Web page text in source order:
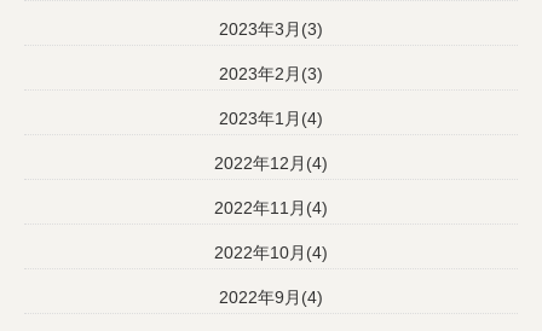
2023年3月(3)
2023年2月(3)
2023年1月(4)
2022年12月(4)
2022年11月(4)
2022年10月(4)
2022年9月(4)